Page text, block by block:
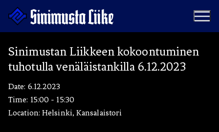
Hyppää
sisältöön
Tapahtumat
Materiaalipankki
Vaalit
Sinimustan Liikkeen kokoontuminen
tuhotulla venäläistankilla 6.12.2023
Date: 6.12.2023
Time: 15:00 - 15:30
Location: Helsinki, Kansalaistori